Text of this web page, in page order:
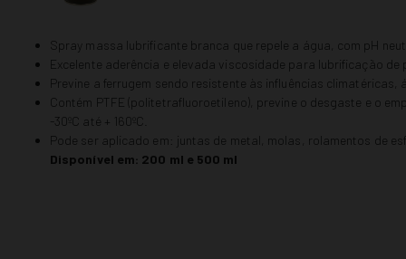
Spray massa lubrificante branca que repele a água, com pH
Excelente aderência e elevada viscosidade para lubrificação
Previne a ferrugem sendo resistente às influências climatéricas,
Contém PTFE (politetrafluoroetileno), previne o desgaste e o
-30ºC até + 160ºC.
Pode ser aplicado em: juntas de metal, molas, rolamentos de
Disponível em: 200 ml e 500 ml